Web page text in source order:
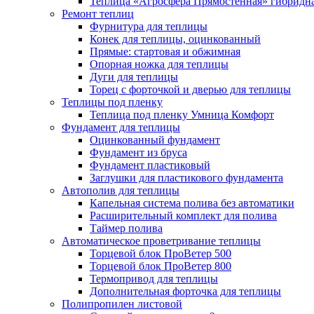
Ремонт теплиц
Фурнитура для теплицы
Конек для теплицы, оцинкованный
Прямые: стартовая и обжимная
Опорная ножка для теплицы
Дуги для теплицы
Торец с форточкой и дверью для теплицы
Теплицы под пленку
Теплица под пленку Умница Комфорт
Фундамент для теплицы
Оцинкованный фундамент
Фундамент из бруса
Фундамент пластиковый
Заглушки для пластикового фундамента
Автополив для теплицы
Капельная система полива без автоматики
Расширительный комплект для полива
Таймер полива
Автоматическое проветривание теплицы
Торцевой блок ПроВетер 500
Торцевой блок ПроВетер 800
Термопривод для теплицы
Дополнительная форточка для теплицы
Полипропилен листовой